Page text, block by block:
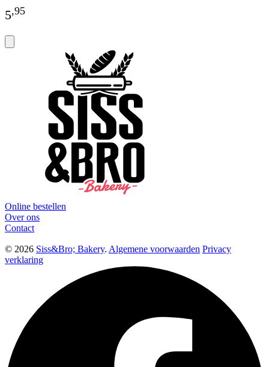
5,95
Online bestellen
Over ons
Contact
© 2026 Siss&Bro; Bakery. Algemene voorwaarden Privacy
verklaring